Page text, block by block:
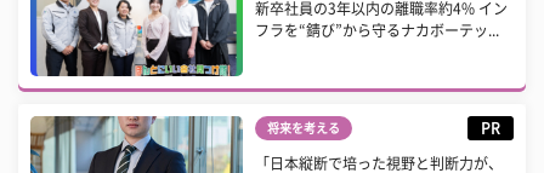
新卒社員の3年以内の離職率約4% イン
フラを“錆び”から守るナカボーテッ...
将来を考える PR
「日本縦断で培った視野と判断力が、